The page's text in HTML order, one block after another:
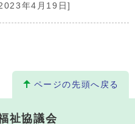
年4月19日]
ページの先頭へ戻る
祉協議会